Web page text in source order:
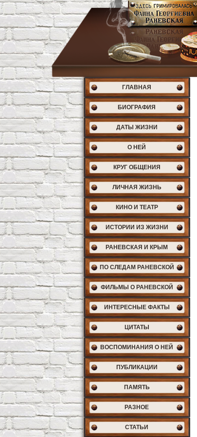
ГЛАВНАЯ
БИОГРАФИЯ
ДАТЫ ЖИЗНИ
О НЕЙ
КРУГ ОБЩЕНИЯ
ЛИЧНАЯ ЖИЗНЬ
КИНО И ТЕАТР
ИСТОРИИ ИЗ ЖИЗНИ
РАНЕВСКАЯ И КРЫМ
ПО СЛЕДАМ РАНЕВСКОЙ
ФИЛЬМЫ О РАНЕВСКОЙ
ИНТЕРЕСНЫЕ ФАКТЫ
ЦИТАТЫ
ВОСПОМИНАНИЯ О НЕЙ
ПУБЛИКАЦИИ
ПАМЯТЬ
РАЗНОЕ
СТАТЬИ